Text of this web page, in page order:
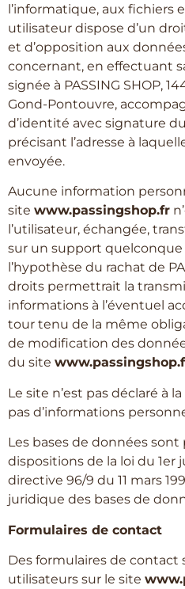
l’informatique, aux fichiers
utilisateur dispose d’un
et d’opposition aux
concernant, en effectuant
signée à PASSING SHOP,
Gond-Pontouvre,
d’identité avec signature
précisant l’adresse à
envoyée.
Aucune information
site www.passingshop.fr
l’utilisateur, échangée,
sur un support quelconque
l’hypothèse du rachat de
droits permettrait la
informations à l’éventuel
tour tenu de la même
de modification des
du site
Le site n’est pas déclaré à
pas d’informations
Les bases de données
dispositions de la loi du 1er
directive 96/9 du 11 mars
juridique des bases de
Formulaires de contact
Des formulaires de contact
utilisateurs sur le site